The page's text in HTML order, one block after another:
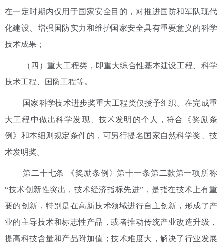
在一定时期内仅用于国家安全目的，对推进国防和军队现代
化建设、增强国防实力和维护国家安全具有重要意义的科学
技术成果；
（四）重大工程类，即重大综合性基本建设工程、科学
技术工程、国防工程等。
国家科学技术进步奖重大工程类仅授予组织。在完成重
大工程中做出科学发现、技术发明的个人，符合《奖励条
例》和本细则规定条件的，可另行提名国家自然科学奖、技
术发明奖。
第二十七条 《奖励条例》第十一条第二款第一项所称
“技术创新性突出，技术经济指标先进”，是指在技术上有重
要的创新，特别是在高新技术领域进行自主创新，形成了产
业的主导技术和标志性产品，或者推动传统产业改造升级，
提高科技含量和产品附加值；技术难度大，解决了行业发展